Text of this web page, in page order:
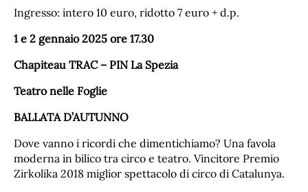
Ingresso: intero 10 euro, ridotto 7 euro + d.p.
1 e 2 gennaio 2025 ore 17.30
Chapiteau TRAC – PIN La Spezia
Teatro nelle Foglie
BALLATA D’AUTUNNO
Dove vanno i ricordi che dimentichiamo? Una favola
moderna in bilico tra circo e teatro. Vincitore Premio
Zirkolika 2018 miglior spettacolo di circo di Catalunya.